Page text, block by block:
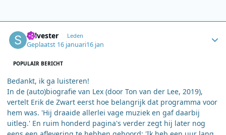
Sylvester Leden
Geplaatst 16 januari16 jan
POPULAIR BERICHT
Bedankt, ik ga luisteren!
In de (auto)biografie van Lex (door Ton van der Lee, 2019),
vertelt Erik de Zwart eerst hoe belangrijk dat programma voor
hem was. 'Hij draaide allerlei vage muziek en gaf daarbij
uitleg.' En ruim honderd pagina's verder zegt hij later nog